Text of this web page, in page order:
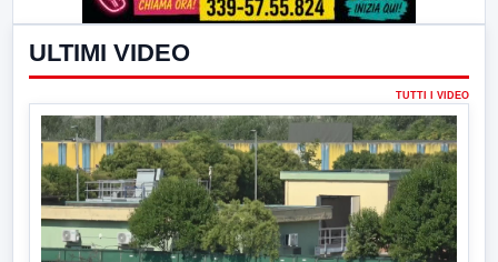
ULTIMI VIDEO
TUTTI I VIDEO